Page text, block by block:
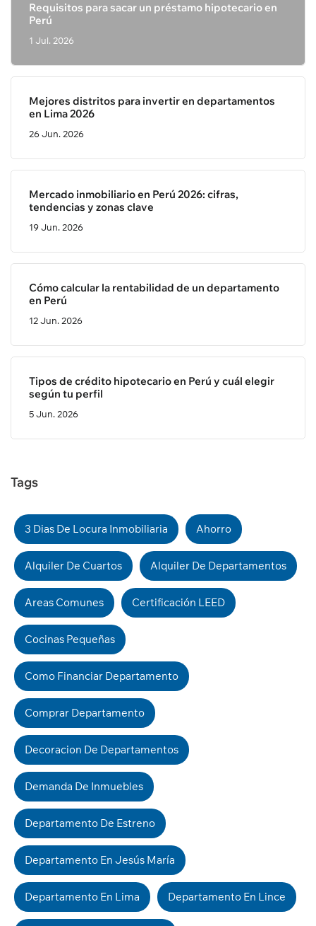
Requisitos para sacar un préstamo hipotecario en
Perú
1 Jul. 2026
Mejores distritos para invertir en departamentos
en Lima 2026
26 Jun. 2026
Mercado inmobiliario en Perú 2026: cifras,
tendencias y zonas clave
19 Jun. 2026
Cómo calcular la rentabilidad de un departamento
en Perú
12 Jun. 2026
Tipos de crédito hipotecario en Perú y cuál elegir
según tu perfil
5 Jun. 2026
Tags
3 Dias De Locura Inmobiliaria Ahorro
Alquiler De Cuartos Alquiler De Departamentos
Areas Comunes Certificación LEED
Cocinas Pequeñas
Como Financiar Departamento
Comprar Departamento
Decoracion De Departamentos
Demanda De Inmuebles
Departamento De Estreno
Departamento En Jesús María
Departamento En Lima Departamento En Lince